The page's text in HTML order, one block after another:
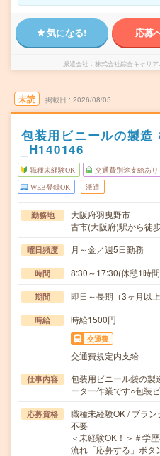
気になる! 応募
派遣会社 株式会社綜合キャリ
未読 掲載日 2026/08/05
包装用ビニールの製造
_H140146
職種未経験OK 交通費別途支給あり
WEB登録OK 派遣
勤務地
大阪府羽曳野市
古市(大阪府)駅から徒
曜日頻度 月～金／週5日勤務
時間 8:30～17:30(休憩1時
期間 即日～長期（3ヶ月以
時給 時給1500円
交通費
交通費規定内支給
仕事内容
包装用ビニール袋の製
ーター作業です○包装
応募資格
職種未経験OK / ブラ
不要
＜未経験OK！＞＃学
流れ「応募する」ボ